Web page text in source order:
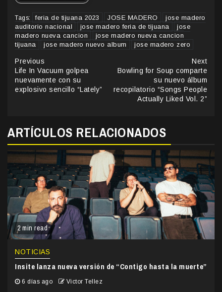
Tags: feria de tijuana 2023 JOSE MADERO
jose madero
auditorio nacional
jose madero feria de tijuana
jose
madero nueva cancion
jose madero nueva cancion
tijuana
jose madero nuevo album jose madero zero
Continue
Reading
Previous
Life In Vacuum golpea
nuevamente con su
explosivo sencillo “Lately”
Next
Bowling for Soup comparte
su nuevo álbum
recopilatorio “Songs People
Actually Liked Vol. 2”
ARTÍCULOS RELACIONADOS
2 min read
NOTICIAS
Insite lanza nueva versión de “Contigo hasta la muerte”
6 días ago Victor Tellez